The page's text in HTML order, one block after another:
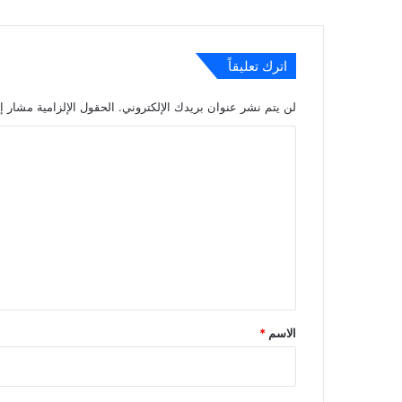
اترك تعليقاً
لن يتم نشر عنوان بريدك الإلكتروني. الحقول الإلزامية مشار
*
الاسم *